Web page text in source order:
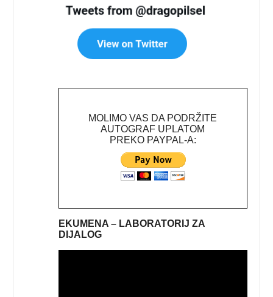
MOLIMO VAS DA PODRŽITE
AUTOGRAF UPLATOM
PREKO PAYPAL-A:
EKUMENA – LABORATORIJ ZA
DIJALOG